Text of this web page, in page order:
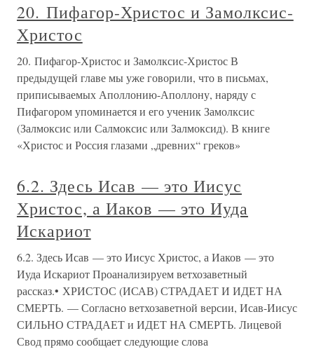
20. Пифагор-Христос и Замолксис-
Христос
20. Пифагор-Христос и Замолксис-Христос В
предыдущей главе мы уже говорили, что в письмах,
приписываемых Аполлонию-Аполлону, наряду с
Пифагором упоминается и его ученик Замолксис
(Залмоксис или Салмоксис или Залмоксид). В книге
«Христос и Россия глазами „древних“ греков»
6.2. Здесь Исав — это Иисус
Христос, а Иаков — это Иуда
Искариот
6.2. Здесь Исав — это Иисус Христос, а Иаков — это
Иуда Искариот Проанализируем ветхозаветный
рассказ.• ХРИСТОС (ИСАВ) СТРАДАЕТ И ИДЕТ НА
СМЕРТЬ. — Согласно ветхозаветной версии, Исав-Иисус
СИЛЬНО СТРАДАЕТ и ИДЕТ НА СМЕРТЬ. Лицевой
Свод прямо сообщает следующие слова